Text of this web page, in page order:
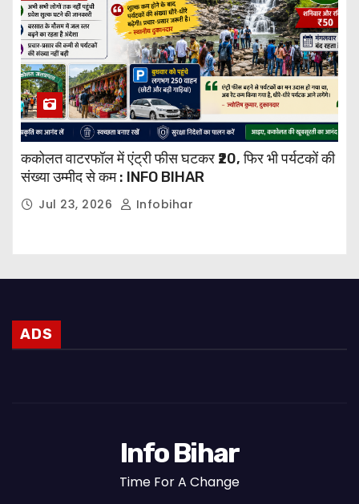
ककोलत वाटरफॉल में एंट्री फीस घटकर ₹20, फिर भी पर्यटकों की
संख्या उम्मीद से कम : INFO BIHAR
Jul 23, 2026 Infobihar
ADS
Info Bihar
Time For A Change